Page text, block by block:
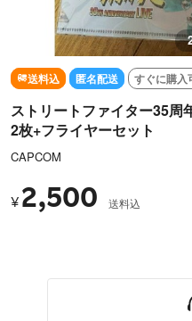
送料込 匿名配送 すぐに購入
ストリートファイター35周
2枚+フライヤーセット
CAPCOM
¥ 2,500 送料込